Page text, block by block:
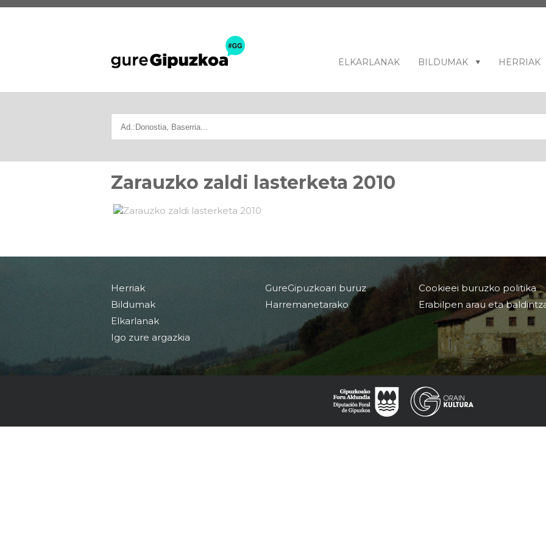
ELKARLANAK BILDUMAK HERRIAK
Zarauzko zaldi lasterketa 2010
Herriak
Bildumak
Elkarlanak
Igo zure argazkia
GureGipuzkoari buruz
Harremanetarako
Cookieei buruzko politika
Erabilpen arau eta